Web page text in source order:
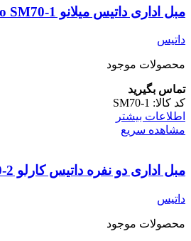
مبل اداری داتیس میلانو Datis Milano SM70-1
داتیس
محصولات موجود
تماس بگیرید
کد کالا: SM70-1
اطلاعات بیشتر
مشاهده سریع
مبل اداری دو نفره داتیس کارلو Datis Karlo SK10-2
داتیس
محصولات موجود